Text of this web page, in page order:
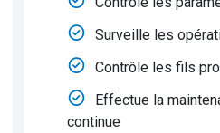
Surveille les
Contrôle les fils
Effectue la
continue